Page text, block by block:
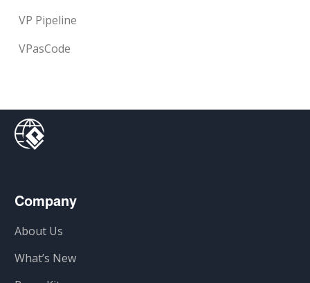
VP Pipeline
VPasCode
Company
About Us
What’s New